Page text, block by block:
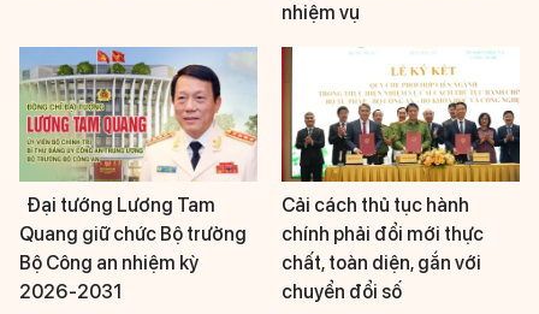
nhiệm vụ
Đại tướng Lương Tam
Quang giữ chức Bộ trưởng
Bộ Công an nhiệm kỳ
2026-2031
Cải cách thủ tục hành
chính phải đổi mới thực
chất, toàn diện, gắn với
chuyển đổi số